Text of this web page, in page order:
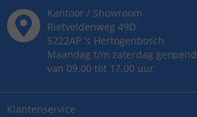
Klantenservice
Kantoor / Showroom
Rietveldenweg 49D
5222AP 's Hertogenbosch
Maandag t/m zaterdag geopend
van 09.00 tot 17.00 uur